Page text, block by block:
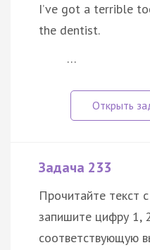
I’ve got a terrible
the dentist.
…
Задача 233
Прочитайте текст
запишите цифру 1,
соответствующую